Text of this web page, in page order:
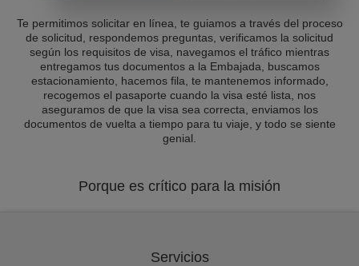
Te permitimos solicitar en línea, te guiamos a través del proceso
de solicitud, respondemos preguntas, verificamos la solicitud
según los requisitos de visa, navegamos el tráfico mientras
entregamos tus documentos a la Embajada, buscamos
estacionamiento, hacemos fila, te mantenemos informado,
recogemos el pasaporte cuando la visa esté lista, nos
aseguramos de que la visa sea correcta, enviamos los
documentos de vuelta a tiempo para tu viaje, y todo se siente
genial.
Porque es crítico para la misión
Servicios